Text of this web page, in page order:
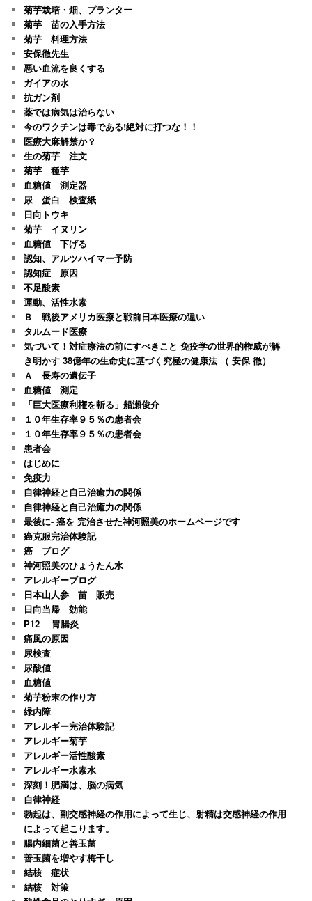
菊芋栽培・畑、プランター
菊芋 苗の入手方法
菊芋 料理方法
安保徹先生
悪い血流を良くする
ガイアの水
抗ガン剤
薬では病気は治らない
今のワクチンは毒である!絶対に打つな！！
医療大麻解禁か？
生の菊芋 注文
菊芋 種芋
血糖値 測定器
尿 蛋白 検査紙
日向トウキ
菊芋 イヌリン
血糖値 下げる
認知、アルツハイマー予防
認知症 原因
不足酸素
運動、活性水素
Ｂ 戦後アメリカ医療と戦前日本医療の違い
タルムード医療
気づいて！対症療法の前にすべきこと 免疫学の世界的権威が解
き明かす 38億年の生命史に基づく究極の健康法 （ 安保 徹）
Ａ 長寿の遺伝子
血糖値 測定
「巨大医療利権を斬る」船瀬俊介
１０年生存率９５％の患者会
１０年生存率９５％の患者会
患者会
はじめに
免疫力
自律神経と自己治癒力の関係
自律神経と自己治癒力の関係
最後に- 癌を 完治させた神河照美のホームページです
癌克服完治体験記
癌 ブログ
神河照美のひょうたん水
アレルギーブログ
日本山人参 苗 販売
日向当帰 効能
P12 胃腸炎
痛風の原因
尿検査
尿酸値
血糖値
菊芋粉末の作り方
緑内障
アレルギー完治体験記
アレルギー菊芋
アレルギー活性酸素
アレルギー水素水
深刻！肥満は、脳の病気
自律神経
勃起は、副交感神経の作用によって生じ、射精は交感神経の作用
によって起こります。
腸内細菌と善玉菌
善玉菌を増やす梅干し
結核 症状
結核 対策